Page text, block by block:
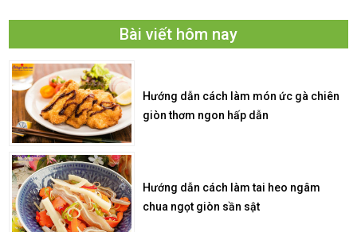
Bài viết hôm nay
Hướng dẫn cách làm món ức gà chiên
giòn thơm ngon hấp dẫn
Hướng dẫn cách làm tai heo ngâm
chua ngọt giòn sần sật